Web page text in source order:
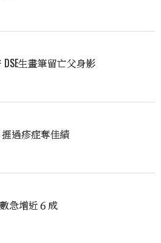
生畫筆留亡父身影
過疹症奪佳績
急增近６成